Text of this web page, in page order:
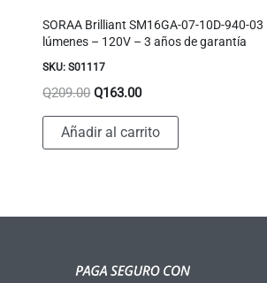
SORAA Brilliant SM16GA-07-10D-940-
lúmenes – 120V – 3 años de garantía
SKU: S01117
Q209.00 El
original
era:
Q163.00El
actual
es:
Añadir al carrito